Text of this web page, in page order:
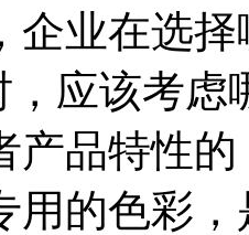
企业在选
应该考虑
产品特性
用的色彩